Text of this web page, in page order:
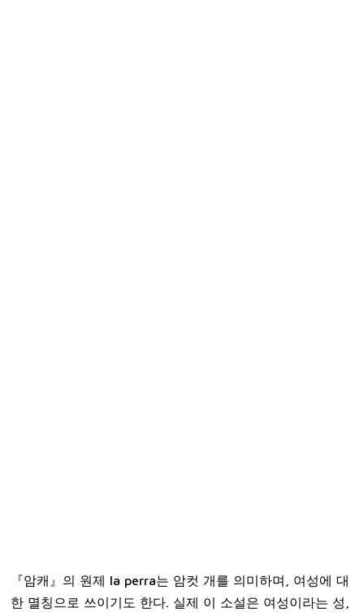
『암캐』의 원제 la perra는 암컷 개를 의미하며, 여성에 대
한 멸칭으로 쓰이기도 한다. 실제 이 소설은 여성이라는 성,